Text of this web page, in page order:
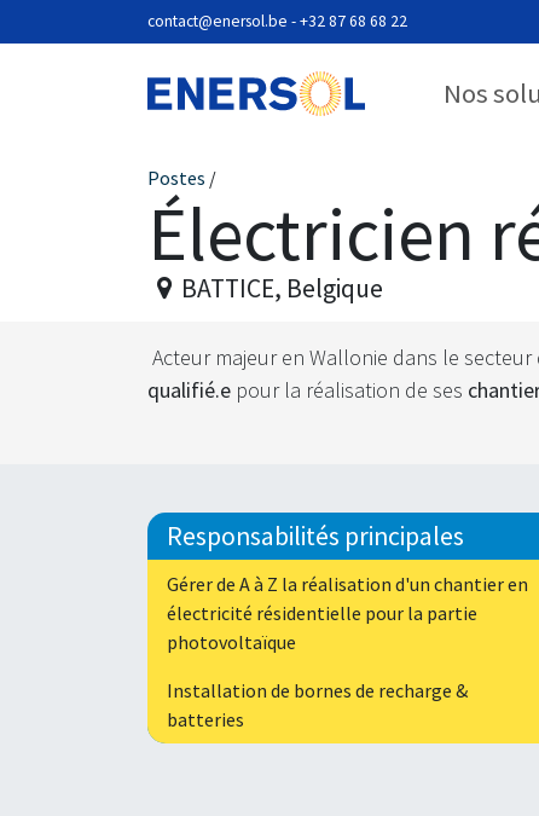
Se rendre au contenucontact@enersol.be - +32 87 68 68 22
Nos
Postes /
Électricien
BATTICE, Belgique
Acteur majeur en Wallonie dans le
qualifié.e pour la réalisation de ses
Responsabilités principales
Gérer de A à Z la réalisation d'un chantier en
électricité résidentielle pour la partie
photovoltaïque
Installation de bornes de recharge &
batteries